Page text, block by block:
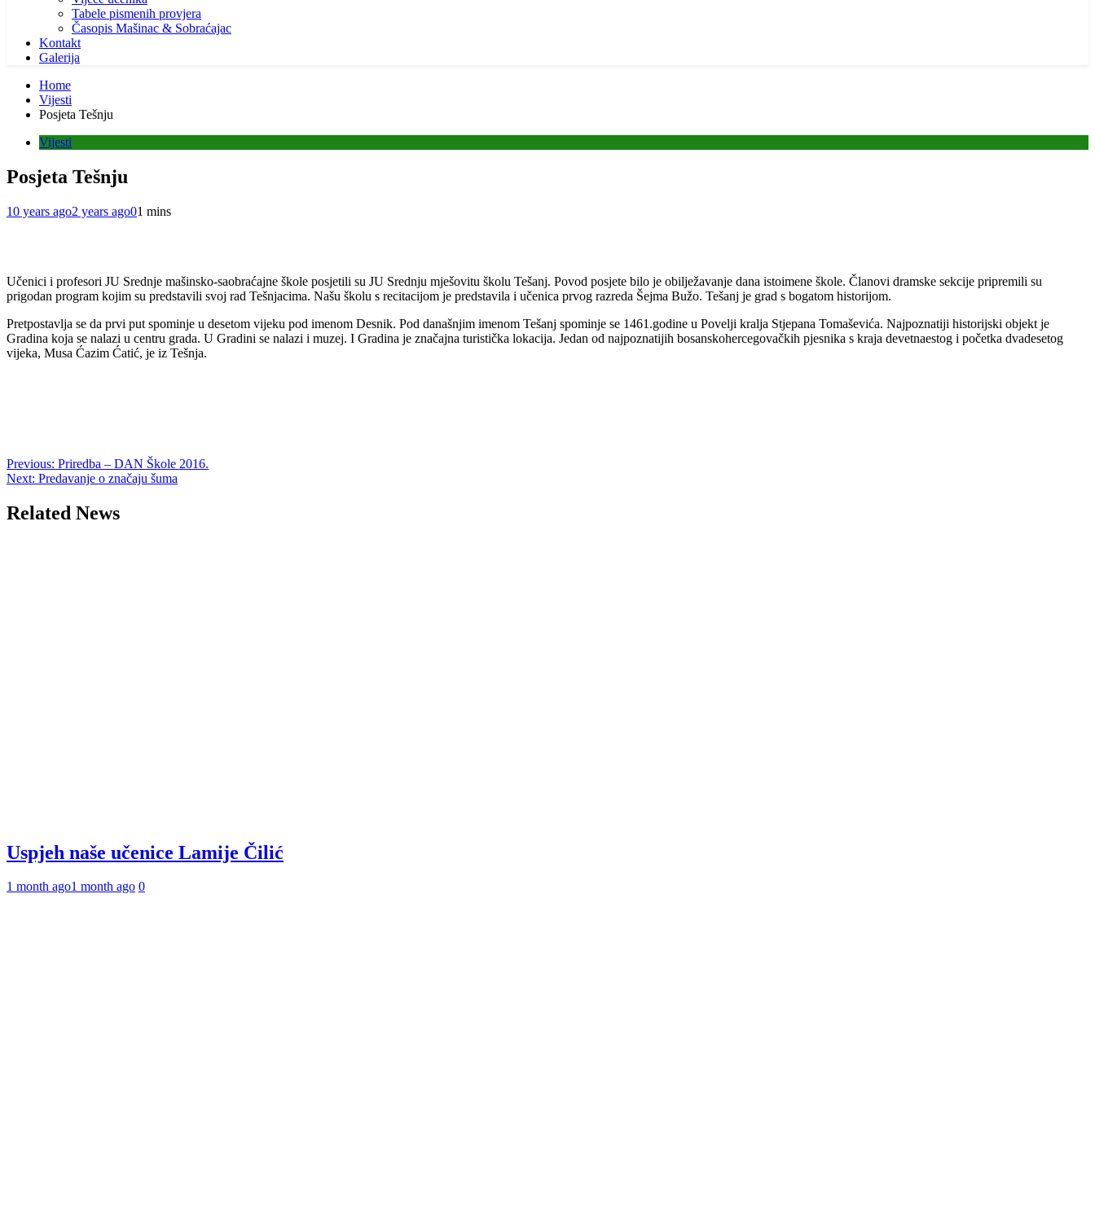
Tabele pismenih provjera
Časopis Mašinac & Sobraćajac
Kontakt
Galerija
Home
Vijesti
Posjeta Tešnju
Vijesti
Posjeta Tešnju
10 years ago2 years ago01 mins
Učenici i profesori JU Srednje mašinsko-saobraćajne škole posjetili su JU Srednju mješovitu školu Tešanj. Povod posjete bilo je obilježavanje dana istoimene škole. Članovi dramske sekcije pripremili su
prigodan program kojim su predstavili svoj rad Tešnjacima. Našu školu s recitacijom je predstavila i učenica prvog razreda Šejma Bužo. Tešanj je grad s bogatom historijom.
Pretpostavlja se da prvi put spominje u desetom vijeku pod imenom Desnik. Pod današnjim imenom Tešanj spominje se 1461.godine u Povelji kralja Stjepana Tomaševića. Najpoznatiji historijski objekt je
Gradina koja se nalazi u centru grada. U Gradini se nalazi i muzej. I Gradina je značajna turistička lokacija. Jedan od najpoznatijih bosanskohercegovačkih pjesnika s kraja devetnaestog i početka dvadesetog
vijeka, Musa Ćazim Ćatić, je iz Tešnja.
Post
navigation
Previous: Priredba – DAN Škole 2016.
Next: Predavanje o značaju šuma
Related News
Uspjeh naše učenice Lamije Čilić
1 month ago1 month ago 0